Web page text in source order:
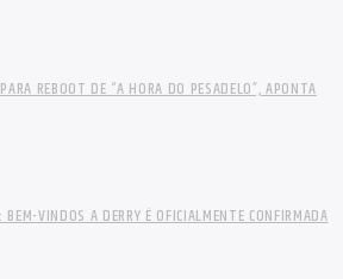
REBOOT DE “A HORA DO PESADELO”, APONTA
VINDOS A DERRY É OFICIALMENTE CONFIRMADA